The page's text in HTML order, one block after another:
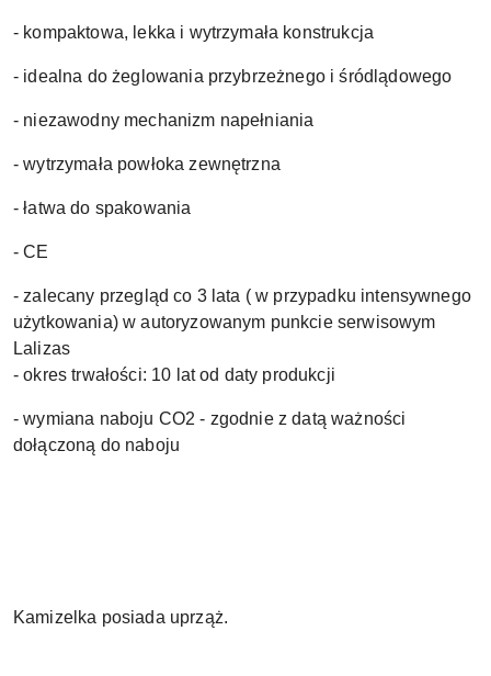
- kompaktowa, lekka i wytrzymała konstrukcja
- idealna do żeglowania przybrzeżnego i śródlądowego
- niezawodny mechanizm napełniania
- wytrzymała powłoka zewnętrzna
- łatwa do spakowania
- CE
- zalecany przegląd co 3 lata ( w przypadku intensywnego
użytkowania) w autoryzowanym punkcie serwisowym
Lalizas
- okres trwałości: 10 lat od daty produkcji
- wymiana naboju CO2 - zgodnie z datą ważności
dołączoną do naboju
Kamizelka posiada uprząż.